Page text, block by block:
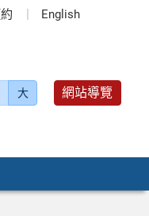
English
大 網站導覽